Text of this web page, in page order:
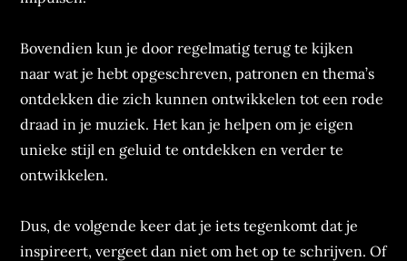
Bovendien kun je door regelmatig terug te kijken
naar wat je hebt opgeschreven, patronen en thema’s
ontdekken die zich kunnen ontwikkelen tot een rode
draad in je muziek. Het kan je helpen om je eigen
unieke stijl en geluid te ontdekken en verder te
ontwikkelen.
Dus, de volgende keer dat je iets tegenkomt dat je
inspireert, vergeet dan niet om het op te schrijven. Of